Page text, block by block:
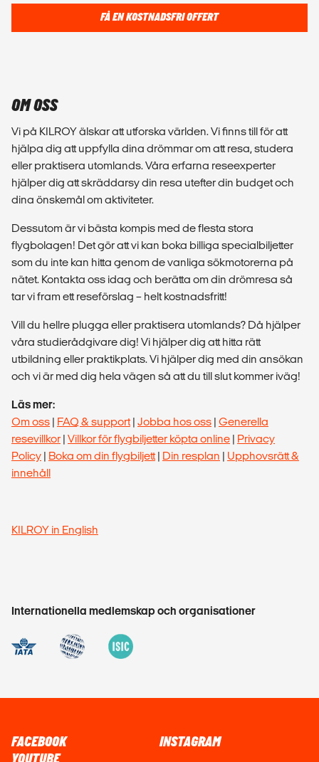
FÅ EN KOSTNADSFRI OFFERT
OM OSS
Vi på KILROY älskar att utforska världen. Vi finns till för att
hjälpa dig att uppfylla dina drömmar om att resa, studera
eller praktisera utomlands. Våra erfarna reseexperter
hjälper dig att skräddarsy din resa utefter din budget och
dina önskemål om aktiviteter.
Dessutom är vi bästa kompis med de flesta stora
flygbolagen! Det gör att vi kan boka billiga specialbiljetter
som du inte kan hitta genom de vanliga sökmotorerna på
nätet. Kontakta oss idag och berätta om din drömresa så
tar vi fram ett reseförslag – helt kostnadsfritt!
Vill du hellre plugga eller praktisera utomlands? Då hjälper
våra studierådgivare dig! Vi hjälper dig att hitta rätt
utbildning eller praktikplats. Vi hjälper dig med din ansökan
och vi är med dig hela vägen så att du till slut kommer iväg!
Läs mer:
Om oss | FAQ & support| Jobba hos oss | Generella
resevillkor | Villkor för flygbiljetter köpta online | Privacy
Policy | Boka om din flygbiljett| Din resplan | Upphovsrätt &
innehåll
KILROY in English
Internationella medlemskap och organisationer
FACEBOOK
INSTAGRAM